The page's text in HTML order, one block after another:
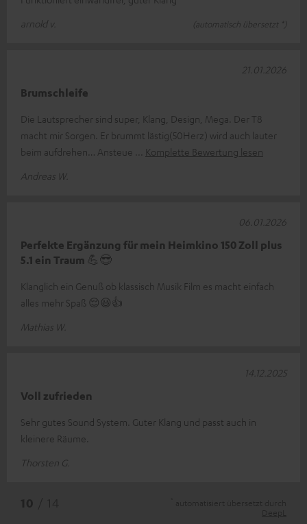
arnold v.
(automatisch übersetzt *)
Brumschleife
Die Lautsprecher sind super, Klang, Design, Mega. Der T8
macht mir Sorgen. Er brummt lästig(50Herz) wird auch lauter
beim aufdrehen… Ansteue
Komplette Bewertung lesen
Andreas W.
21.01.2026
Perfekte Ergänzung für mein Heimkino 150 Zoll plus
5.1 ein Traum 💪😎
Klanglich ein Genuß ob klassisch Musik Film es macht einfach
alles mehr Spaß 😌😃👍
Mathias W.
06.01.2026
Voll zufrieden
Sehr gutes Sound System. Guter Klang und passt auch in
kleinere Räume.
Thorsten G.
14.12.2025